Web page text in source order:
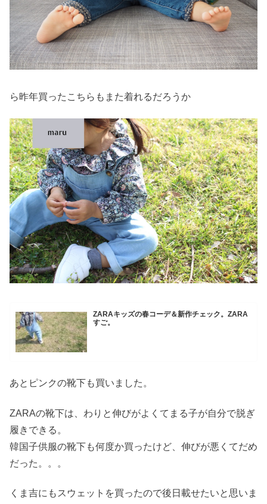
ら昨年買ったこちらもまた着れるだろうか
ZARAキッズの春コーデ＆新作チェック。ZARA
すご。
あとピンクの靴下も買いました。
ZARAの靴下は、わりと伸びがよくてまる子が自分で脱ぎ
履きできる。
韓国子供服の靴下も何度か買ったけど、伸びが悪くてだめ
だった。。。
くま吉にもスウェットを買ったので後日載せたいと思いま